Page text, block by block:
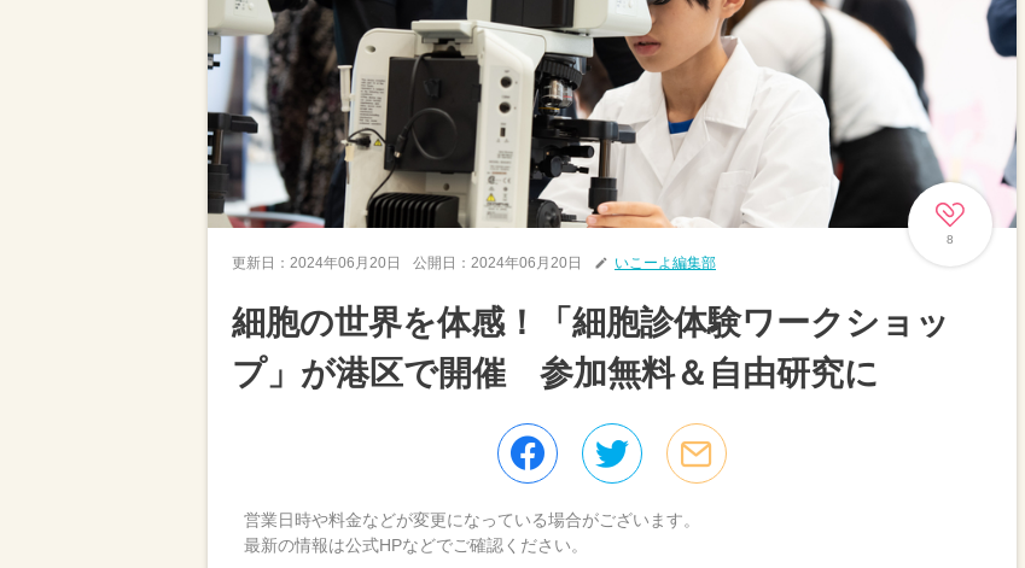
8
更新日： 2024年06月20日 公開日： 2024年06月20日 いこーよ編集部
細胞の世界を体感！「細胞診体験ワークショッ
プ」が港区で開催 参加無料＆自由研究に
営業日時や料金などが変更になっている場合がございます。
最新の情報は公式HPなどでご確認ください。